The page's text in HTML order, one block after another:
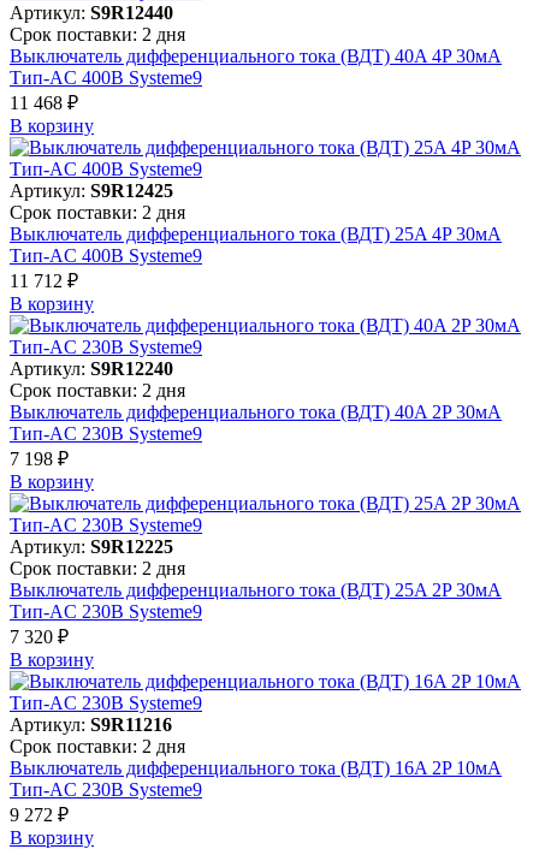
Артикул: S9R12440
Срок поставки: 2 дня
Выключатель дифференциального тока (ВДТ) 40A 4P 30мА
Тип-AC 400В Systeme9
11 468 ₽
В корзинy
Артикул: S9R12425
Срок поставки: 2 дня
Выключатель дифференциального тока (ВДТ) 25A 4P 30мА
Тип-AC 400В Systeme9
11 712 ₽
В корзинy
Артикул: S9R12240
Срок поставки: 2 дня
Выключатель дифференциального тока (ВДТ) 40A 2P 30мА
Тип-AC 230В Systeme9
7 198 ₽
В корзинy
Артикул: S9R12225
Срок поставки: 2 дня
Выключатель дифференциального тока (ВДТ) 25A 2P 30мА
Тип-AC 230В Systeme9
7 320 ₽
В корзинy
Артикул: S9R11216
Срок поставки: 2 дня
Выключатель дифференциального тока (ВДТ) 16A 2P 10мА
Тип-AC 230В Systeme9
9 272 ₽
В корзинy